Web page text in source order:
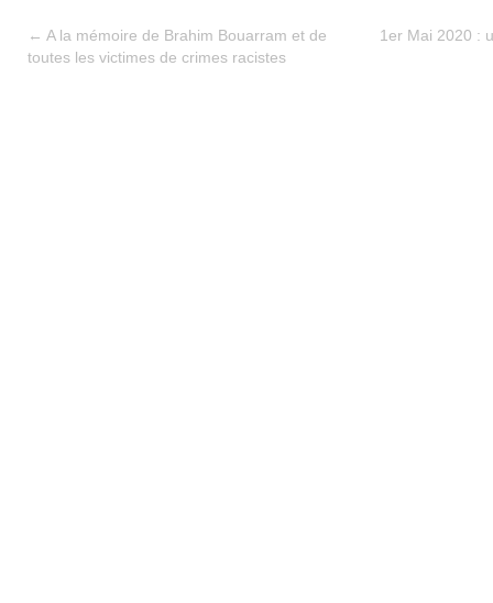
← A la mémoire de Brahim Bouarram et de
toutes les victimes de crimes racistes
1er Mai 2020 :